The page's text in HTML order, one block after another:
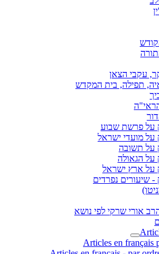
עקבי הצאן
תפילה, בית המקדש
על פרשת שבוע
על מועדי ישראל
על תשובה
על הגאולה
על ארץ ישראל
- שיעורים נפרדים
אורי שרקי לפי נושא
Articles en français